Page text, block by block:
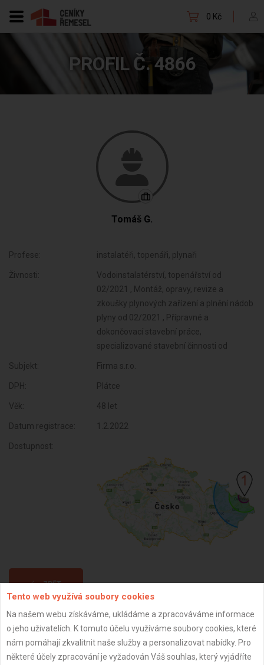
0 Kč
PROFIL Č. 4866
Tomáš G.
Profese: instalatéři, topenáři, plynaři
Živnosti:
Vodoinstalatérství, topenářství od
02/2021 , Montáž, opravy, revize a
zkoušky plynových zařízení a plnění nádob
plyny od 02/2021 , Přípravné a
dokončovací stavební práce,
specializované stavební činnosti od
Subjekt: Firma s.r.o.
DPH: Plátce
Věk: 48 let
Datum registrace: 1.2.2022
Dostupnost:
ZPĚT
Aktualizováno z portálu ARES dne 03.12.2025 19:15:01
Tento web využívá soubory cookies
Na našem webu získáváme, ukládáme a zpracováváme informace
o jeho uživatelích. K tomuto účelu využíváme soubory cookies, které
nám pomáhají zkvalitnit naše služby a personalizovat nabídky. Pro
některé účely zpracování je vyžadován Váš souhlas, který vyjádříte